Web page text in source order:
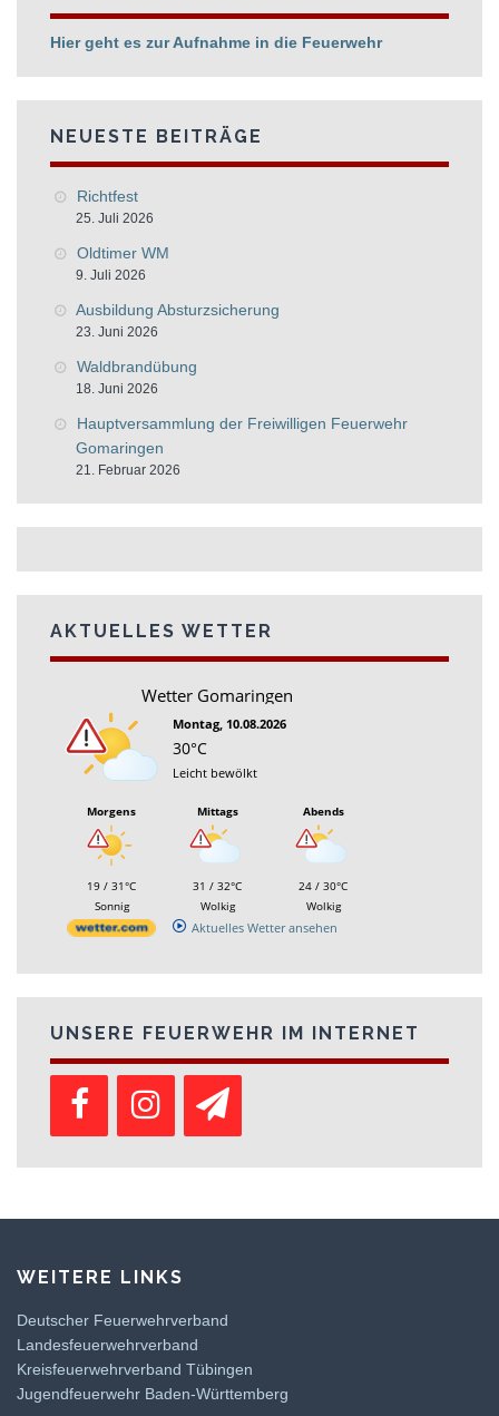
Hier geht es zur Aufnahme in die Feuerwehr
NEUESTE BEITRÄGE
Richtfest
25. Juli 2026
Oldtimer WM
9. Juli 2026
Ausbildung Absturzsicherung
23. Juni 2026
Waldbrandübung
18. Juni 2026
Hauptversammlung der Freiwilligen Feuerwehr
Gomaringen
21. Februar 2026
AKTUELLES WETTER
Wetter Gomaringen
Montag, 10.08.2026
30°C
Leicht bewölkt
Morgens
19 / 31°C
Sonnig
Mittags
31 / 32°C
Wolkig
Abends
24 / 30°C
Wolkig
Aktuelles Wetter ansehen
UNSERE FEUERWEHR IM INTERNET
WEITERE LINKS
Deutscher Feuerwehrverband
Landesfeuerwehrverband
Kreisfeuerwehrverband Tübingen
Jugendfeuerwehr Baden-Württemberg